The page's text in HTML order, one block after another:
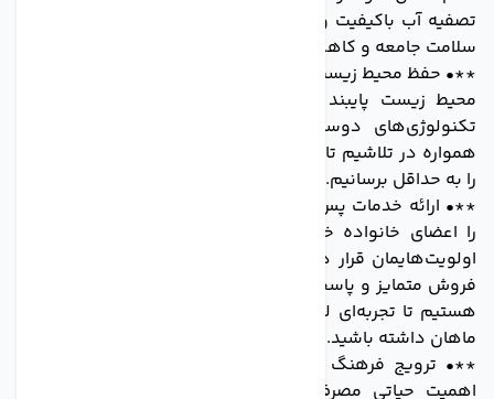
تصفیه آب باکیفیت و کارآمد، گامی مؤثر در جهت ارتقاء سطح
سلامت جامعه و کاهش بیماری‌های ناشی از آب آلوده برداریم.
**• حفظ محیط زیست:** ماهان عمیقاً به حفظ منابع طبیعی و
محیط زیست پایبند است. از همین رو، در فرآیند تولید از
تکنولوژی‌های دوستدار محیط زیست استفاده می‌کنیم و
همواره در تلاشیم تا با بهینه‌سازی محصولات، ردپای کربن خود
را به حداقل برسانیم.
**• ارائه خدمات پس از فروش متمایز:** در ماهان، مشتریان
را اعضای خانواده خود می‌دانیم و رضایت آن‌ها را در رأس
اولویت‌هایمان قرار داده‌ایم. از این رو، با ارائه خدمات پس از
فروش متمایز و پاسخگویی سریع و مؤثر، همواره در کنار شما
هستیم تا تجربه‌ای لذت‌بخش از خرید و استفاده از محصولات
ماهان داشته باشید.
**• ترویج فرهنگ مصرف بهینه آب:** ماهان با آگاهی از
اهمیت حیاتی مصرف بهینه آب، در تلاش است تا با ارائه